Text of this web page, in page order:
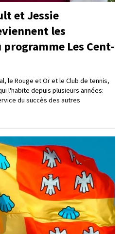
et Jessie
les
Les Cent-
le Rouge et Or et le Club de tennis,
l'habite depuis plusieurs années:
du succès des autres